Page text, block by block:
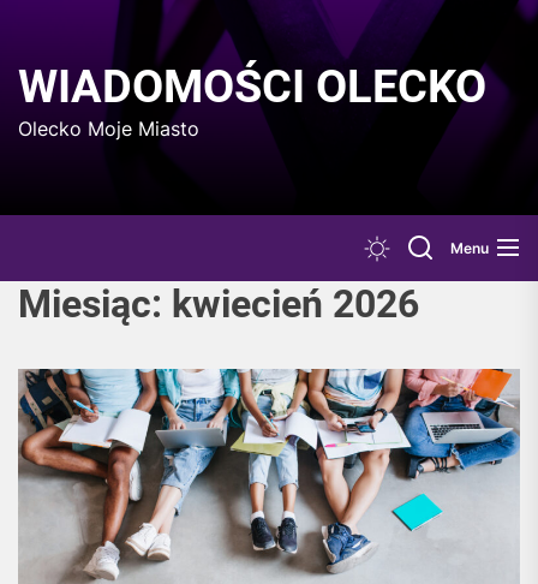
the
content
WIADOMOŚCI OLECKO
Olecko Moje Miasto
Menu
Miesiąc: kwiecień 2026